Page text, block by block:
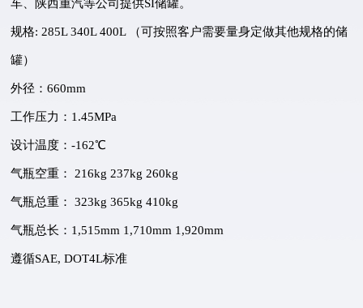
车、陕西重汽等公司提供SI储罐。
规格: 285L 340L 400L （可按照客户需要量身定做其他规格的储
罐）
外径：660mm
工作压力：1.45MPa
设计温度：-162℃
气瓶空重： 216kg 237kg 260kg
气瓶总重： 323kg 365kg 410kg
气瓶总长：1,515mm 1,710mm 1,920mm
遵循SAE, DOT4L标准